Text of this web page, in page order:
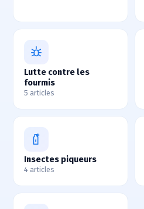
Lutte contre les
fourmis
5 articles
Insectes piqueurs
4 articles